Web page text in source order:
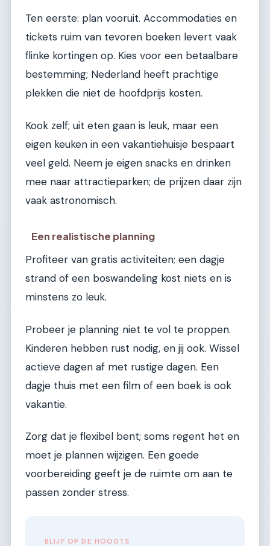
Ten eerste: plan vooruit. Accommodaties en
tickets ruim van tevoren boeken levert vaak
flinke kortingen op. Kies voor een betaalbare
bestemming; Nederland heeft prachtige
plekken die niet de hoofdprijs kosten.
Kook zelf; uit eten gaan is leuk, maar een
eigen keuken in een vakantiehuisje bespaart
veel geld. Neem je eigen snacks en drinken
mee naar attractieparken; de prijzen daar zijn
vaak astronomisch.
Een realistische planning
Profiteer van gratis activiteiten; een dagje
strand of een boswandeling kost niets en is
minstens zo leuk.
Probeer je planning niet te vol te proppen.
Kinderen hebben rust nodig, en jij ook. Wissel
actieve dagen af met rustige dagen. Een
dagje thuis met een film of een boek is ook
vakantie.
Zorg dat je flexibel bent; soms regent het en
moet je plannen wijzigen. Een goede
voorbereiding geeft je de ruimte om aan te
passen zonder stress.
BLIJF OP DE HOOGTE